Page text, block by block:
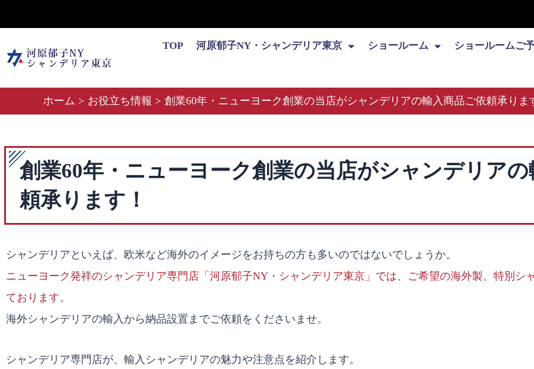
ス
ッ
TOP 河原郁子NY・シャンデリア東京 ショールーム ショールームご
ホーム お役立ち情報 創業60年・ニューヨーク創業の当店がシャンデリアの輸入商品ご依頼承りま
創業60年・ニューヨーク創業の当店がシャンデリア
頼承ります！
シャンデリアといえば、欧米など海外のイメージをお持ちの方も多いのではないでしょうか。
ニューヨーク発祥のシャンデリア専門店「河原郁子NY・シャンデリア東京」では、ご希望の海外製、特別シ
ております。
海外シャンデリアの輸入から納品設置までご依頼をくださいませ。
シャンデリア専門店が、輸入シャンデリアの魅力や注意点を紹介します。